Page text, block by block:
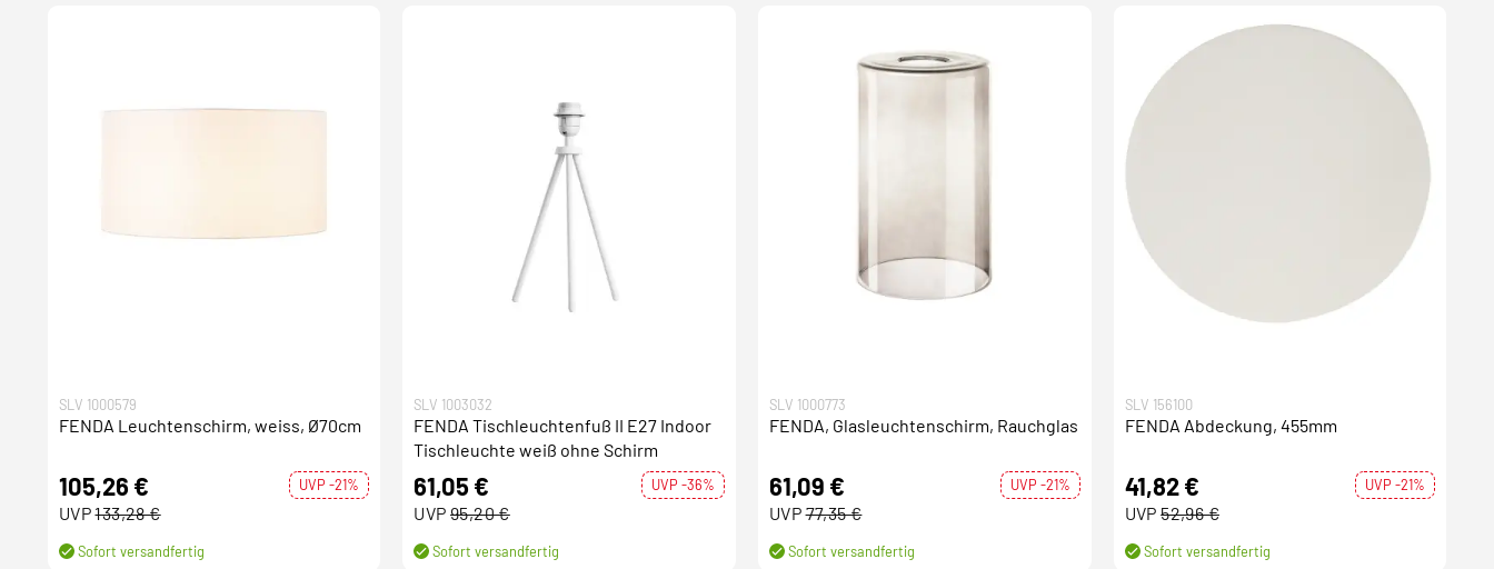
SLV 1000579
FENDA Leuchtenschirm, weiss, Ø70cm
105,26 € UVP -21%
UVP133,28 €
Sofort versandfertig
SLV 1003032
FENDA Tischleuchtenfuß II E27 Indoor
Tischleuchte weiß ohne Schirm
61,05 € UVP -36%
UVP 95,20 €
Sofort versandfertig
SLV 1000773
FENDA, Glasleuchtenschirm, Rauchglas
61,09 € UVP -21%
UVP77,35 €
Sofort versandfertig
SLV 156100
FENDA Abdeckung, 455mm
41,82 € UVP -21%
UVP 52,96 €
Sofort versandfertig